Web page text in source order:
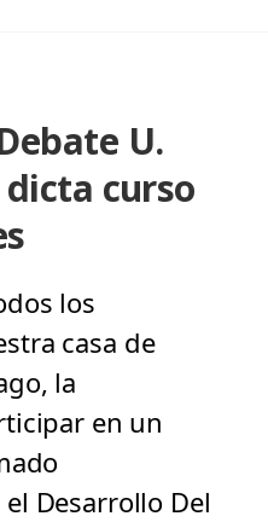
U.
curso
los
casa de
la
en un
Desarrollo Del